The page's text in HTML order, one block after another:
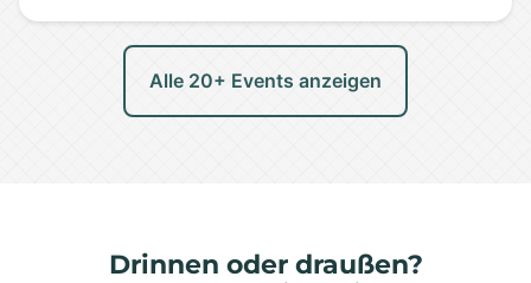
Alle 20+ Events anzeigen
Drinnen oder draußen?